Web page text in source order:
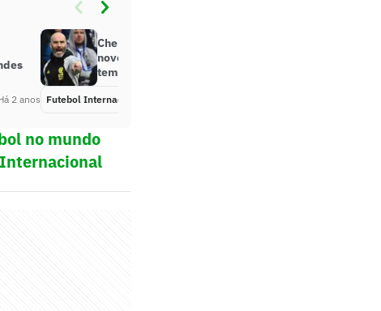
2 anos
Chelsea anuncia contratação de
novo técnico para a próxima
temporada
Futebol Internacional
no mundo